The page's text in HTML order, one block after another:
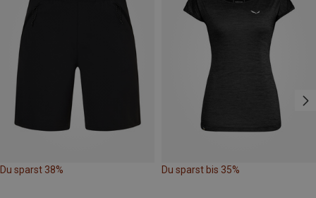
Du sparst 38% Du sparst bis 35%